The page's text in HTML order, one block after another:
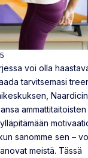
voi olla
tarvitsemasi
ammattitaitoisten
sanomme sen –
meistä. Tässä